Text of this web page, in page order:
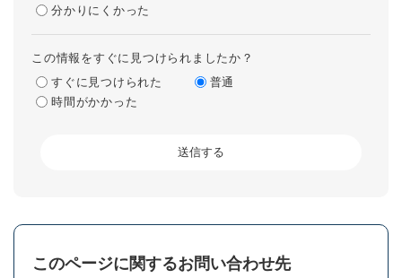
分かりにくかった
この情報をすぐに見つけられましたか？
すぐに見つけられた
普通
時間がかかった
このページに関するお問い合わせ先